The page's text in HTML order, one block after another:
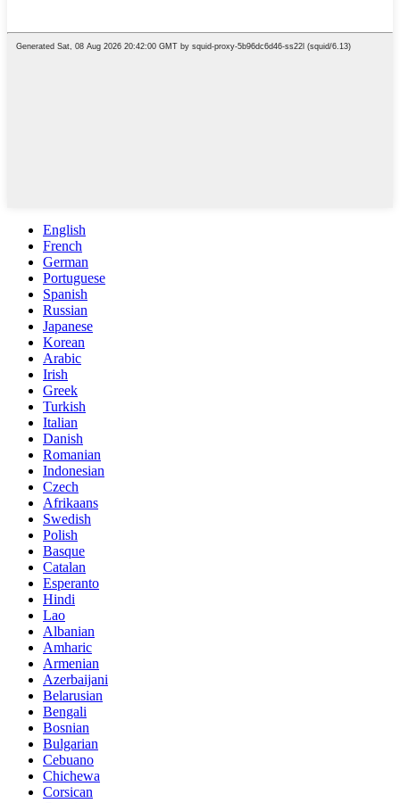
English
French
German
Portuguese
Spanish
Russian
Japanese
Korean
Arabic
Irish
Greek
Turkish
Italian
Danish
Romanian
Indonesian
Czech
Afrikaans
Swedish
Polish
Basque
Catalan
Esperanto
Hindi
Lao
Albanian
Amharic
Armenian
Azerbaijani
Belarusian
Bengali
Bosnian
Bulgarian
Cebuano
Chichewa
Corsican